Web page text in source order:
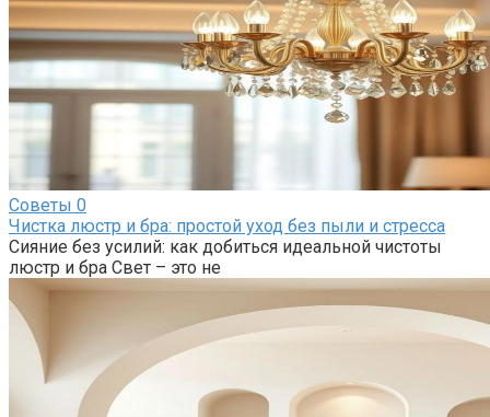
Советы 0
Чистка люстр и бра: простой уход без пыли и стресса
Сияние без усилий: как добиться идеальной чистоты
люстр и бра Свет – это не